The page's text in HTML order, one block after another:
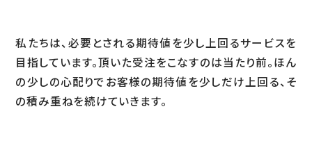
私たちは、必要とされる期待値を少し上回るサービスを
目指しています。頂いた受注をこなすのは当たり前。ほん
の少しの心配りでお客様の期待値を少しだけ上回る、そ
の積み重ねを続けていきます。